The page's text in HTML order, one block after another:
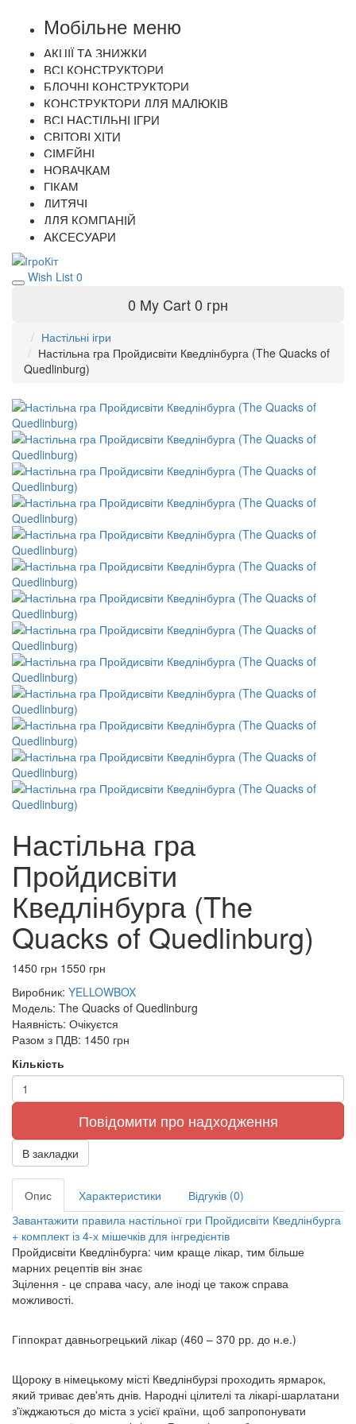
Мобільне меню
АКЦІЇ ТА ЗНИЖКИ
ВСІ КОНСТРУКТОРИ
БЛОЧНІ КОНСТРУКТОРИ
КОНСТРУКТОРИ ДЛЯ МАЛЮКІВ
ВСІ НАСТІЛЬНІ ІГРИ
СВІТОВІ ХІТИ
CІМЕЙНІ
НОВАЧКАМ
ГІКАМ
ДИТЯЧІ
ДЛЯ КОМПАНІЙ
АКСЕСУАРИ
Wish List 0
0 My Cart0 грн
Настільні ігри
Настільна гра Пройдисвіти Кведлінбурга (The Quacks of
Quedlinburg)
Настільна гра
Пройдисвіти
Кведлінбурга (The
Quacks of Quedlinburg)
1450 грн 1550 грн
Виробник: YELLOWBOX
Модель: The Quacks of Quedlinburg
Наявність: Очікуєтся
Разом з ПДВ: 1450 грн
Кількість
Повідомити про надходження
В закладки
Опис Характеристики
Відгуків (0)
Завантажити правила настільної гри Пройдисвіти Кведлінбурга
+ комплект із 4-х мішечків для інгредієнтів
Пройдисвіти Кведлінбурга: чим краще лікар, тим більше
марних рецептів він знає
Зцілення - це справа часу, але іноді це також справа
можливості.
Гіппократ давньогрецький лікар (460 – 370 рр. до н.е.)
Щороку в німецькому місті Кведлінбурзі проходить ярмарок,
який триває дев'ять днів. Народні цілителі та лікарі-шарлатани
з'їжджаються до міста з усієї країни, щоб запропонувати